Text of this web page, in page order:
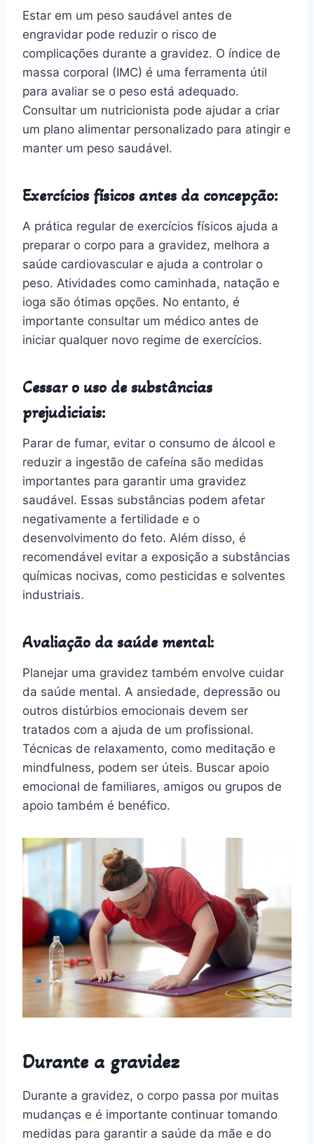
Estar em um peso saudável antes de
engravidar pode reduzir o risco de
complicações durante a gravidez. O índice de
massa corporal (IMC) é uma ferramenta útil
para avaliar se o peso está adequado.
Consultar um nutricionista pode ajudar a criar
um plano alimentar personalizado para atingir e
manter um peso saudável.
Exercícios físicos antes da concepção:
A prática regular de exercícios físicos ajuda a
preparar o corpo para a gravidez, melhora a
saúde cardiovascular e ajuda a controlar o
peso. Atividades como caminhada, natação e
ioga são ótimas opções. No entanto, é
importante consultar um médico antes de
iniciar qualquer novo regime de exercícios.
Cessar o uso de substâncias
prejudiciais:
Parar de fumar, evitar o consumo de álcool e
reduzir a ingestão de cafeína são medidas
importantes para garantir uma gravidez
saudável. Essas substâncias podem afetar
negativamente a fertilidade e o
desenvolvimento do feto. Além disso, é
recomendável evitar a exposição a substâncias
químicas nocivas, como pesticidas e solventes
industriais.
Avaliação da saúde mental:
Planejar uma gravidez também envolve cuidar
da saúde mental. A ansiedade, depressão ou
outros distúrbios emocionais devem ser
tratados com a ajuda de um profissional.
Técnicas de relaxamento, como meditação e
mindfulness, podem ser úteis. Buscar apoio
emocional de familiares, amigos ou grupos de
apoio também é benéfico.
Durante a gravidez
Durante a gravidez, o corpo passa por muitas
mudanças e é importante continuar tomando
medidas para garantir a saúde da mãe e do